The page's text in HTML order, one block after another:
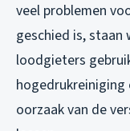
veel problemen
geschied is, staan
loodgieters
hogedrukreiniging
oorzaak van de